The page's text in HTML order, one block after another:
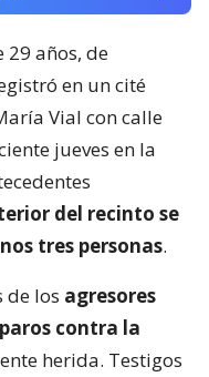
años, de
en un cité
Vial con calle
jueves en la
del recinto se
tres personas.
de los agresores
contra la
herida. Testigos